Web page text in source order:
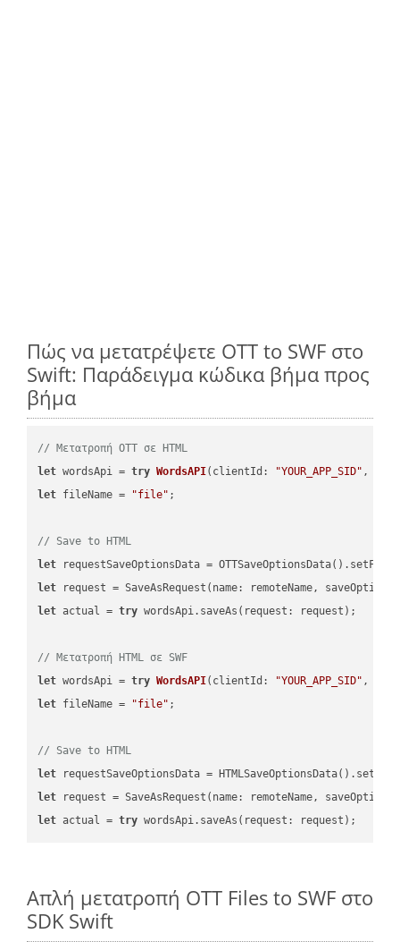
Πώς να μετατρέψετε OTT to SWF στο
Swift: Παράδειγμα κώδικα βήμα προς
βήμα
// Μετατροπή OTT σε HTML
let wordsApi = try WordsAPI( clientId: "YOUR_APP_SID" ,
let fileName = "file" ;
// Save to HTML
let requestSaveOptionsData =
let request = SaveAsRequest(name: remoteName,
let actual = try wordsApi.saveAs(request: request);
// Μετατροπή HTML σε SWF
let wordsApi = try WordsAPI( clientId: "YOUR_APP_SID" ,
let fileName = "file" ;
// Save to HTML
let requestSaveOptionsData =
let request = SaveAsRequest(name: remoteName,
let actual = try
Απλή μετατροπή OTT Files to SWF στο
SDK Swift